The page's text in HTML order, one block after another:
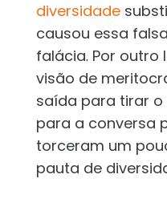
diversidade
causou essa
falácia. Por outro
visão de
saída para tirar
para a conversa
torceram um
pauta de